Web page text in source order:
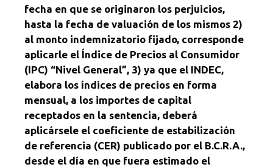
fecha en que se originaron los perjuicios,
hasta la fecha de valuación de los mismos 2)
al monto indemnizatorio fijado, corresponde
aplicarle el Índice de Precios al Consumidor
(IPC) “Nivel General”, 3) ya que el INDEC,
elabora los índices de precios en forma
mensual, a los importes de capital
receptados en la sentencia, deberá
aplicársele el coeficiente de estabilización
de referencia (CER) publicado por el B.C.R.A.,
desde el día en que fuera estimado el